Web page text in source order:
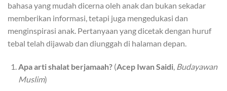
bahasa yang mudah dicerna oleh anak dan bukan sekadar
memberikan informasi, tetapi juga mengedukasi dan
menginspirasi anak. Pertanyaan yang dicetak dengan huruf
tebal telah dijawab dan diunggah di halaman depan.
Apa arti shalat berjamaah?(Acep Iwan Saidi, Budayawan
Muslim)